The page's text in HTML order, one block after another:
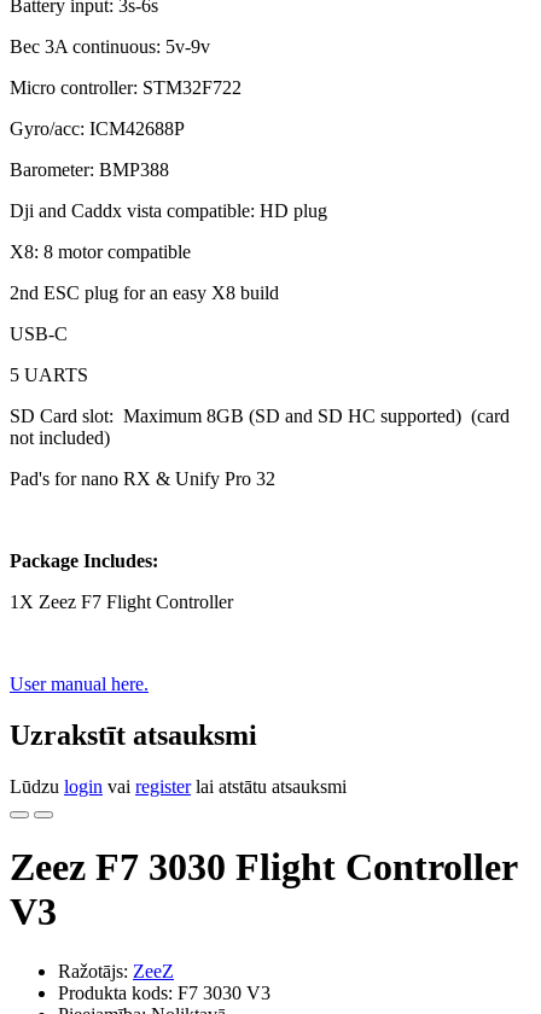
Battery input: 3s-6s
Bec 3A continuous: 5v-9v
Micro controller: STM32F722
Gyro/acc: ICM42688P
Barometer: BMP388
Dji and Caddx vista compatible: HD plug
X8: 8 motor compatible
2nd ESC plug for an easy X8 build
USB-C
5 UARTS
SD Card slot: Maximum 8GB (SD and SD HC supported) (card
not included)
Pad's for nano RX & Unify Pro 32
Package Includes:
1X Zeez F7 Flight Controller
User manual here.
Uzrakstīt atsauksmi
Lūdzu login vai registerlai atstātu atsauksmi
Zeez F7 3030 Flight Controller
V3
Ražotājs: ZeeZ
Produkta kods: F7 3030 V3